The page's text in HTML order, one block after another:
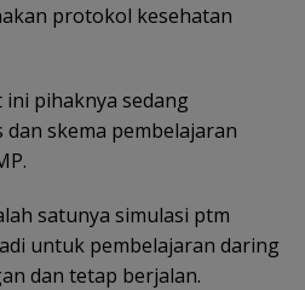
protokol kesehatan
ini pihaknya sedang
skema pembelajaran
satunya simulasi ptm
untuk pembelajaran daring
dan tetap berjalan.